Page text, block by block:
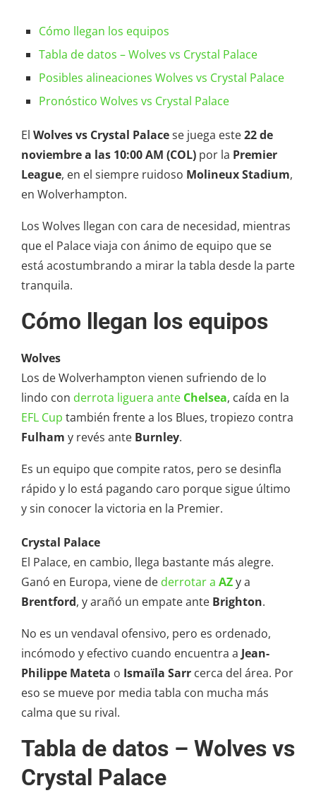
Cómo llegan los equipos
Tabla de datos – Wolves vs Crystal Palace
Posibles alineaciones Wolves vs Crystal Palace
Pronóstico Wolves vs Crystal Palace
El Wolves vs Crystal Palacese juega este22 de
noviembre a las 10:00 AM (COL) por la Premier
League, en el siempre ruidoso Molineux Stadium,
en Wolverhampton.
Los Wolves llegan con cara de necesidad, mientras
que el Palace viaja con ánimo de equipo que se
está acostumbrando a mirar la tabla desde la parte
tranquila.
Cómo llegan los equipos
Wolves
Los de Wolverhampton vienen sufriendo de lo
lindo con derrota liguera ante Chelsea, caída en la
EFL Cup también frente a los Blues, tropiezo contra
Fulham y revés ante Burnley.
Es un equipo que compite ratos, pero se desinfla
rápido y lo está pagando caro porque sigue último
y sin conocer la victoria en la Premier.
Crystal Palace
El Palace, en cambio, llega bastante más alegre.
Ganó en Europa, viene de derrotar a AZy a
Brentford, y arañó un empate ante Brighton.
No es un vendaval ofensivo, pero es ordenado,
incómodo y efectivo cuando encuentra a Jean-
Philippe Mateta o Ismaïla Sarr cerca del área. Por
eso se mueve por media tabla con mucha más
calma que su rival.
Tabla de datos – Wolves vs
Crystal Palace